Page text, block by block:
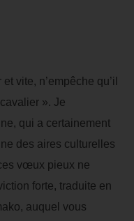
vite, n’empêche qu’il
». Je
qui a certainement
des aires culturelles
vœux pieux ne
forte, traduite en
auquel vous